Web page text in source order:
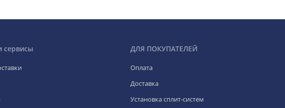
сервисы ДЛЯ ПОКУПАТЕЛЕЙ
Оплата
Доставка
Установка сплит-систем